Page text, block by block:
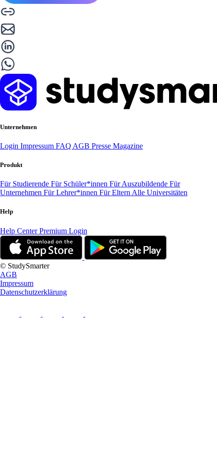
Unternehmen
Login Impressum FAQ AGB Presse Magazine
Produkt
Für Studierende Für Schüler*innen Für Auszubildende Für
Unternehmen Für Lehrer*innen Für Eltern Alle Universitäten
Help
Help CenterPremium Login
© StudySmarter
AGB
Impressum
Datenschutzerklärung